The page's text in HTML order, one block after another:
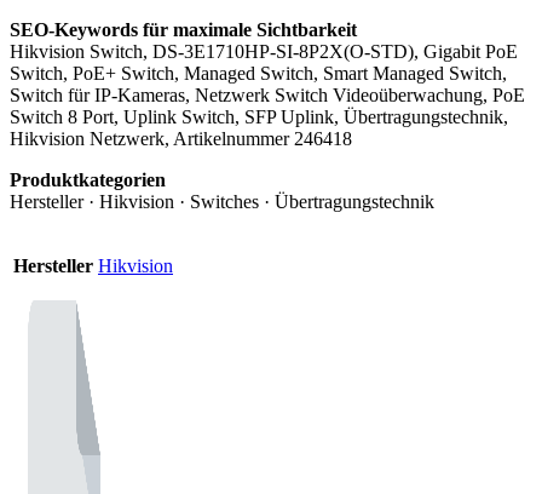
SEO-Keywords für maximale Sichtbarkeit
Hikvision Switch, DS-3E1710HP-SI-8P2X(O-STD), Gigabit PoE
Switch, PoE+ Switch, Managed Switch, Smart Managed Switch,
Switch für IP-Kameras, Netzwerk Switch Videoüberwachung, PoE
Switch 8 Port, Uplink Switch, SFP Uplink, Übertragungstechnik,
Hikvision Netzwerk, Artikelnummer 246418
Produktkategorien
Hersteller · Hikvision · Switches · Übertragungstechnik
Hersteller Hikvision